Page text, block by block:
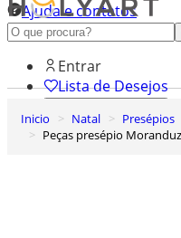
Ajuda e contatos
Conheça premium
Entrar
Lista de Desejos
Carrinho de Compras
Inicio Natal Presépios
Peças presépio